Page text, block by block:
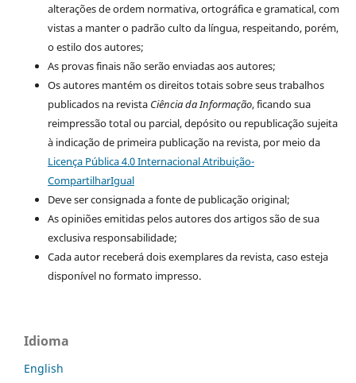
alterações de ordem normativa, ortográfica e gramatical, com
vistas a manter o padrão culto da língua, respeitando, porém,
o estilo dos autores;
As provas finais não serão enviadas aos autores;
Os autores mantém os direitos totais sobre seus trabalhos
publicados na revista Ciência da Informação, ficando sua
reimpressão total ou parcial, depósito ou republicação sujeita
à indicação de primeira publicação na revista, por meio da
Licença Pública 4.0 Internacional Atribuição-
CompartilharIgual
Deve ser consignada a fonte de publicação original;
As opiniões emitidas pelos autores dos artigos são de sua
exclusiva responsabilidade;
Cada autor receberá dois exemplares da revista, caso esteja
disponível no formato impresso.
Idioma
English